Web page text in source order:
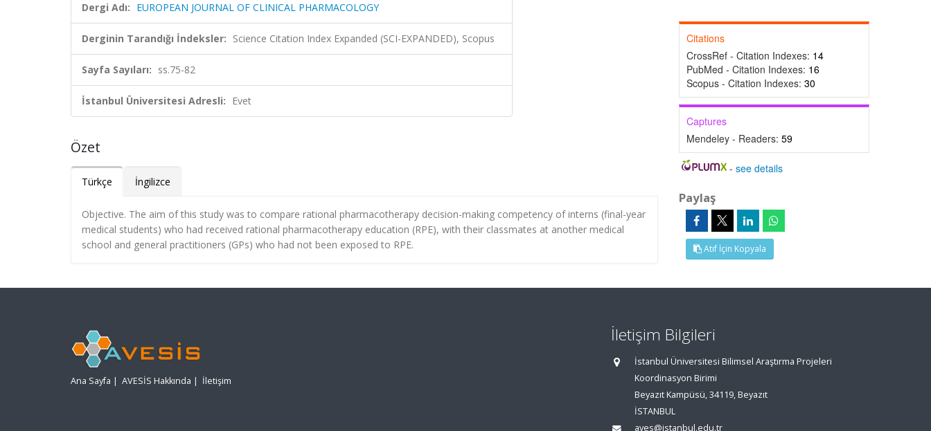
Dergi Adı: EUROPEAN JOURNAL OF CLINICAL PHARMACOLOGY
Derginin Tarandığı İndeksler: Science Citation Index Expanded (SCI-EXPANDED), Scopus
Sayfa Sayıları: ss.75-82
İstanbul Üniversitesi Adresli: Evet
Özet
Türkçe İngilizce
Objective. The aim of this study was to compare rational pharmacotherapy decision-making competency of interns (final-year
medical students) who had received rational pharmacotherapy education (RPE), with their classmates at another medical
school and general practitioners (GPs) who had not been exposed to RPE.
Citations
CrossRef - Citation Indexes: 14
PubMed - Citation Indexes: 16
Scopus - Citation Indexes: 30
Captures
Mendeley - Readers: 59
-see details
Paylaş
Atıf İçin Kopyala
Ana Sayfa | AVESİS Hakkında | İletişim
İletişim Bilgileri
İstanbul Üniversitesi Bilimsel Araştırma Projeleri
Koordinasyon Birimi
Beyazıt Kampüsü, 34119, Beyazıt
İSTANBUL
aves@istanbul.edu.tr